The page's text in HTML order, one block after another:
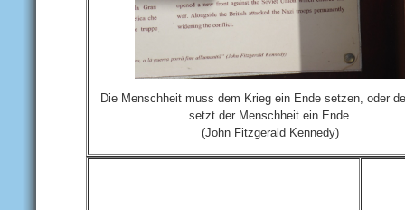
Die Menschheit muss dem Krieg ein Ende setzen, oder
setzt der Menschheit ein Ende.
(John Fitzgerald Kennedy)